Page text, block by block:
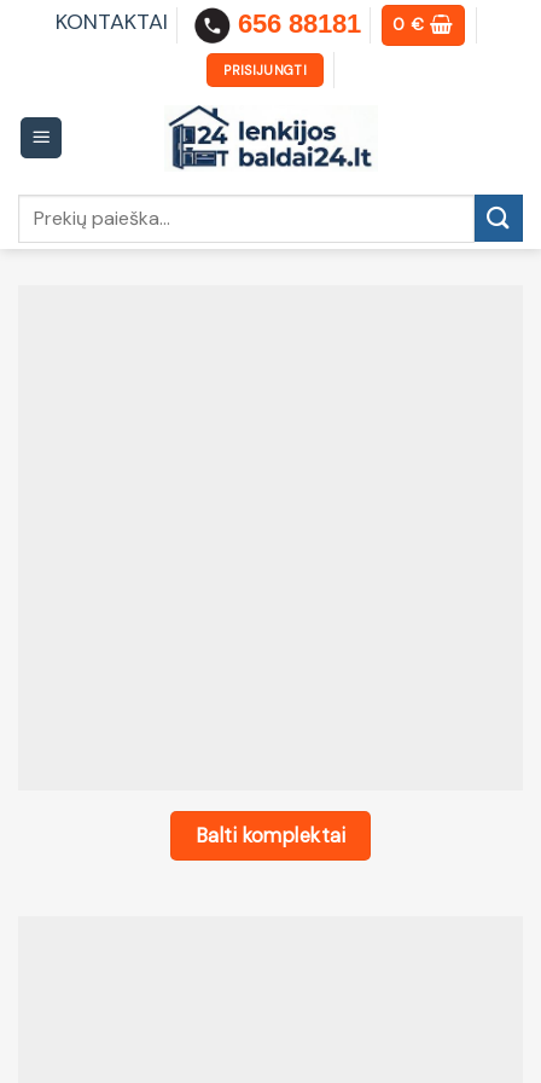
KONTAKTAI 656 88181 0€
PRISIJUNGTI
Balti komplektai